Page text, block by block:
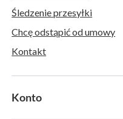
Śledzenie przesyłki
Chcę odstąpić od umowy
Kontakt
Konto